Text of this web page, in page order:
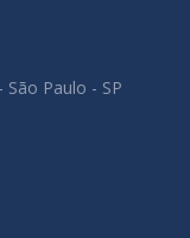
Paulo - SP